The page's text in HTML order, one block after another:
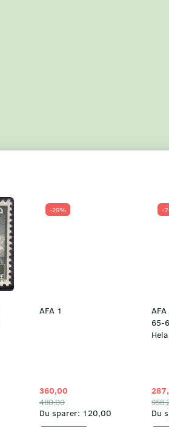
-25%
AFA 1
360,00
480,00
Du sparer: 120,00
-
65-
Du